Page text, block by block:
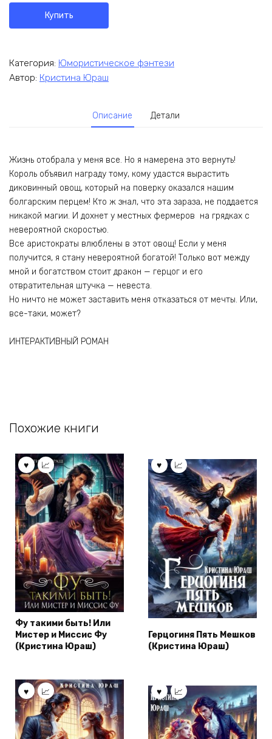
Купить
Категория: Юмористическое фэнтези
Автор: Кристина Юраш
Описание Детали
Жизнь отобрала у меня все. Но я намерена это вернуть!
Король объявил награду тому, кому удастся вырастить
диковинный овощ, который на поверку оказался нашим
болгарским перцем! Кто ж знал, что эта зараза, не поддается
никакой магии. И дохнет у местных фермеров на грядках с
невероятной скоростью.
Все аристократы влюблены в этот овощ! Если у меня
получится, я стану невероятной богатой! Только вот между
мной и богатством стоит дракон — герцог и его
отвратительная штучка — невеста.
Но ничто не может заставить меня отказаться от мечты. Или,
все-таки, может?
ИНТЕРАКТИВНЫЙ РОМАН
Похожие книги
Фу такими быть! Или
Мистер и Миссис Фу
(Кристина Юраш)
Герцогиня Пять Мешков
(Кристина Юраш)